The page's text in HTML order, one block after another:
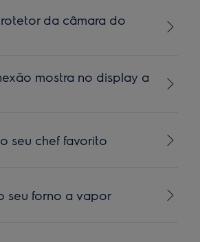
da câmara do
mostra no display a
seu chef favorito
seu forno a vapor